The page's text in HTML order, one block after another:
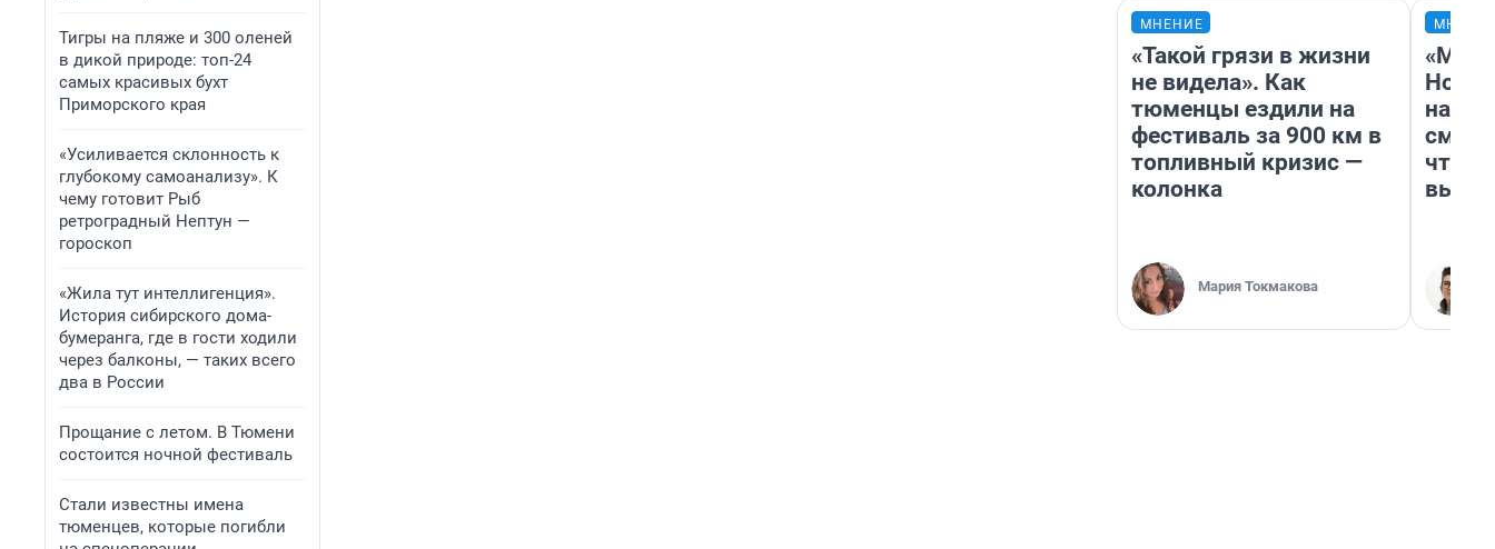
Тигры на пляже и 300 оленей
в дикой природе: топ-24
самых красивых бухт
Приморского края
«Усиливается склонность к
глубокому самоанализу». К
чему готовит Рыб
ретроградный Нептун —
гороскоп
«Жила тут интеллигенция».
История сибирского дома-
бумеранга, где в гости ходили
через балконы, — таких всего
два в России
Прощание с летом. В Тюмени
состоится ночной фестиваль
Стали известны имена
тюменцев, которые погибли
МНЕНИЕ
«Такой грязи в жизни
не видела». Как
тюменцы ездили на
фестиваль за 900 км в
топливный кризис —
колонка
Мария Токмакова
«Мы